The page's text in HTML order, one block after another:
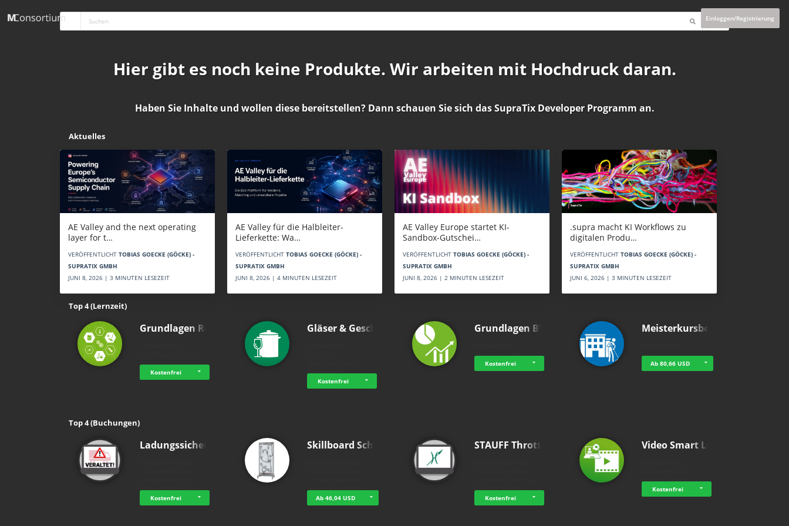
Einloggen/Registrierung
Hier gibt es noch keine Produkte. Wir arbeiten mit Hochdruck daran.
Haben Sie Inhalte und wollen diese bereitstellen? Dann schauen Sie sich dasSupraTix Developer Programm an.
Aktuelles
AE Valley and the next operating
layer for t…
VERÖFFENTLICHT TOBIAS GOECKE (GÖCKE) -
SUPRATIX GMBH
JUNI 8, 2026 | 3 MINUTEN LESEZEIT
AE Valley für die Halbleiter-
Lieferkette: Wa…
VERÖFFENTLICHT TOBIAS GOECKE (GÖCKE) -
SUPRATIX GMBH
JUNI 8, 2026 | 4 MINUTEN LESEZEIT
AE Valley Europe startet KI-
Sandbox-Gutschei…
VERÖFFENTLICHT TOBIAS GOECKE (GÖCKE) -
SUPRATIX GMBH
JUNI 8, 2026 | 2 MINUTEN LESEZEIT
.supra macht KI Workflows zu
digitalen Produ…
VERÖFFENTLICHT TOBIAS GOECKE (GÖCKE) -
SUPRATIX GMBH
JUNI 6, 2026 | 3 MINUTEN LESEZEIT
Top 4 (Lernzeit)
Grundlagen Rein…
Bereich Chemie und …
Kostenfrei
Gläser & Geschi…
Servicemodul
Kostenfrei
Grundlagen BWL
Grundlagen BWL
Kostenfrei
Meisterkursbegl…
None
Ab 80,66 USD
Top 4 (Buchungen)
Ladungssicherung
Rechtliche Grundlage…
Kostenfrei
Skillboard Schl…
Learning: Hydrauliks…
Ab 46,04 USD
STAUFF Throttle…
from the "Hydrau…
Kostenfrei
Video Smart Lea…
digitales Lernen hat - …
Kostenfrei